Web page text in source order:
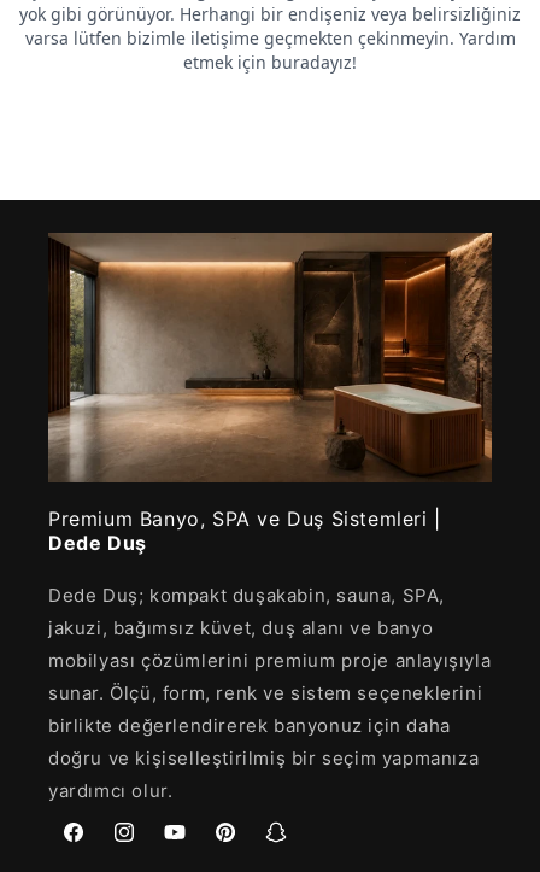
Premium Banyo, SPA ve Duş Sistemleri |
Dede Duş
Dede Duş; kompakt duşakabin, sauna, SPA,
jakuzi, bağımsız küvet, duş alanı ve banyo
mobilyası çözümlerini premium proje anlayışıyla
sunar. Ölçü, form, renk ve sistem seçeneklerini
birlikte değerlendirerek banyonuz için daha
doğru ve kişiselleştirilmiş bir seçim yapmanıza
yardımcı olur.
FacebookInstagramYouTubePinterestSnapchat